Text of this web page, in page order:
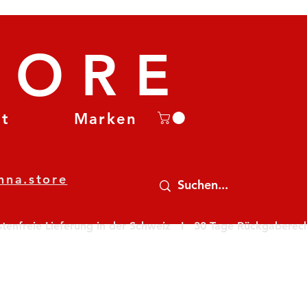
Marken
Lieferung in der Schweiz   I   30 Tage